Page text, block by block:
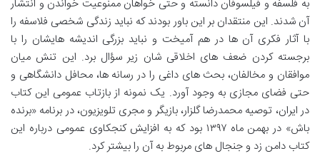
به فلسفه و فیلسوفان دانسته و حتی خواهان ممنوعیت خواندن و انتشار
آن شدند. این منتقدان بر این باور بودند که نباید زندگی شخصی فلاسفه را
با آثار فکری آن ها در هم آمیخت و نباید بزرگی اندیشه هایشان را با
برجسته کردن ضعف های اخلاقی شان زیر سؤال برد. این تنش میان
موافقان و مخالفان، بحث های داغی را در رسانه ها، محافل دانشگاهی و
حتی فضای مجازی به وجود آورد. یک نمونه از بازتاب عمومی این کتاب
در ایران، توصیه محمدرضا گلزار، بازیگر و مجری تلویزیون، در برنامه «برنده
باش» در بهمن ماه ۱۳۹۷ بود که به افزایش کنجکاوی عمومی درباره این
کتاب دامن زد و جنجال های مربوط به آن را بیشتر کرد.